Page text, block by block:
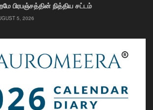
பிரபஞ்சத்தின் நித்திய சட்டம்
5, 2026